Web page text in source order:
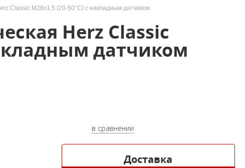
Classic М28х1,5 (20-50°С) с накладным датчиком
Herz Classic
датчиком
в сравнении
Доставка